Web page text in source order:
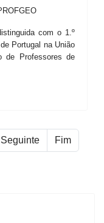
com o 1.º
Portugal na União
de Professores de
Seguinte Fim